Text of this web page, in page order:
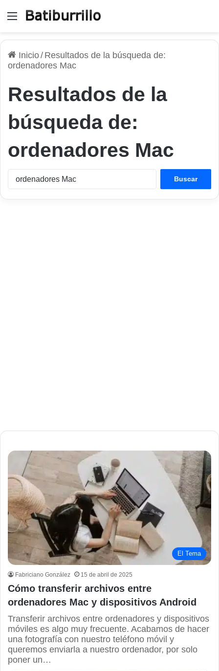
Menú
Inicio/ Resultados de la búsqueda de:
ordenadores Mac
Resultados de la
búsqueda de:
ordenadores Mac
Buscar:
El Tema
Fabriciano González 15 de abril de 2025
Cómo transferir archivos entre
ordenadores Mac y dispositivos Android
Transferir archivos entre ordenadores y dispositivos
móviles es algo muy frecuente. Acabamos de hacer
una fotografía con nuestro teléfono móvil y
queremos enviarla a nuestro ordenador, por solo
poner un…